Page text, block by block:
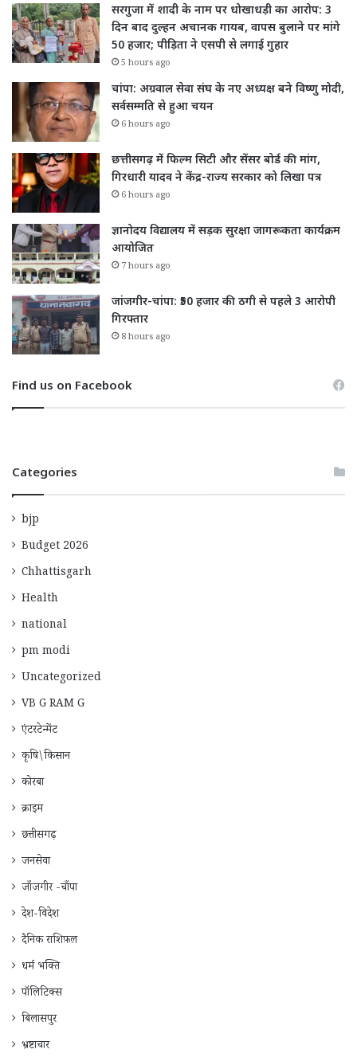
सरगुजा में शादी के नाम पर धोखाधड़ी का आरोप: 3
दिन बाद दुल्हन अचानक गायब, वापस बुलाने पर मांगे
50 हजार; पीड़िता ने एसपी से लगाई गुहार
5 hours ago
चांपा: अग्रवाल सेवा संघ के नए अध्यक्ष बने विष्णु मोदी,
सर्वसम्मति से हुआ चयन
6 hours ago
छत्तीसगढ़ में फिल्म सिटी और सेंसर बोर्ड की मांग,
गिरधारी यादव ने केंद्र-राज्य सरकार को लिखा पत्र
6 hours ago
ज्ञानोदय विद्यालय में सड़क सुरक्षा जागरूकता कार्यक्रम
आयोजित
7 hours ago
जांजगीर-चांपा: ₹50 हजार की ठगी से पहले 3 आरोपी
गिरफ्तार
8 hours ago
Find us on Facebook
Categories
bjp
Budget 2026
Chhattisgarh
Health
national
pm modi
Uncategorized
VB G RAM G
एंटरटेन्मेंट
कृषि\किसान
कोरबा
क्राइम
छत्तीसगढ़
जनसेवा
जाँजगीर -चाँपा
देश-विदेश
दैनिक राशिफ़ल
धर्म भक्ति
पॉलिटिक्स
बिलासपुर
भ्रष्टाचार